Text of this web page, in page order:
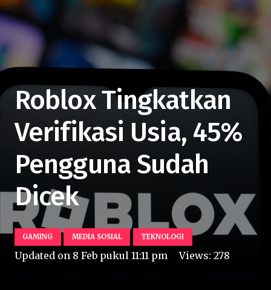
Roblox Tingkatkan
Verifikasi Usia, 45%
Pengguna Sudah
Dicek
GAMING MEDIA SOSIAL TEKNOLOGI
Updated on 8 Feb pukul 11:11 pm Views:278